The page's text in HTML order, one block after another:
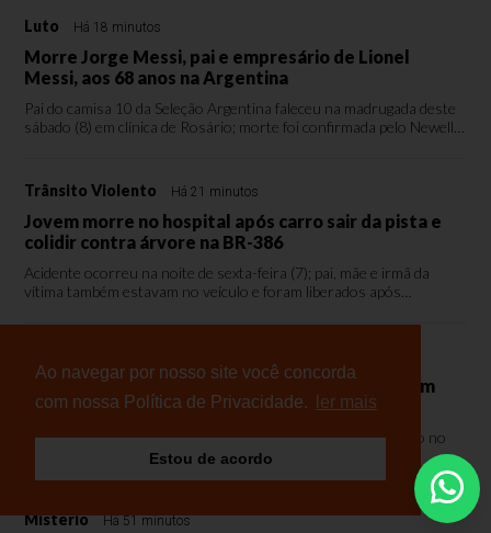
Ao navegar por nosso site você concorda
com nossa Política de Privacidade.
ler mais
Estou de acordo
Luto Há 18 minutos
Morre Jorge Messi, pai e empresário de Lionel
Messi, aos 68 anos na Argentina
Pai do camisa 10 da Seleção Argentina faleceu na madrugada deste
sábado (8) em clínica de Rosário; morte foi confirmada pelo Newell's
Trânsito Violento Há 21 minutos
Jovem morre no hospital após carro sair da pista e
colidir contra árvore na BR-386
Acidente ocorreu na noite de sexta-feira (7); pai, mãe e irmã da
vítima também estavam no veículo e foram liberados após
Jovem morre após colidir contra carro parado em
congestionamento na BR-386
Acidente ocorreu no final da tarde de sexta-feira (7); retenção no
tráfego havia sido causada por outra ocorrência na rodovia
Mistério Há 51 minutos